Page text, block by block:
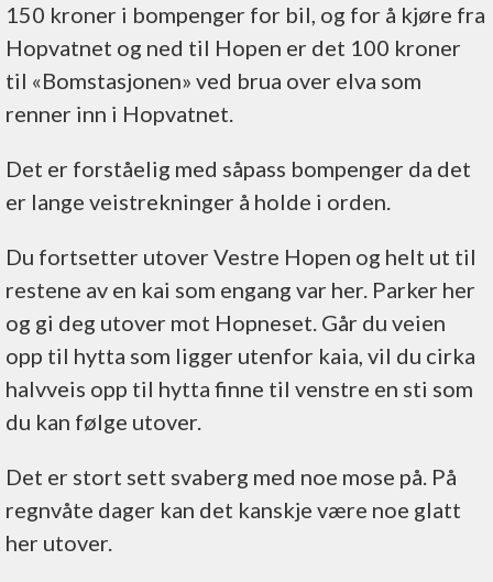
150 kroner i bompenger for bil, og for å kjøre fra
Hopvatnet og ned til Hopen er det 100 kroner
til «Bomstasjonen» ved brua over elva som
renner inn i Hopvatnet.
Det er forståelig med såpass bompenger da det
er lange veistrekninger å holde i orden.
Du fortsetter utover Vestre Hopen og helt ut til
restene av en kai som engang var her. Parker her
og gi deg utover mot Hopneset. Går du veien
opp til hytta som ligger utenfor kaia, vil du cirka
halvveis opp til hytta finne til venstre en sti som
du kan følge utover.
Det er stort sett svaberg med noe mose på. På
regnvåte dager kan det kanskje være noe glatt
her utover.